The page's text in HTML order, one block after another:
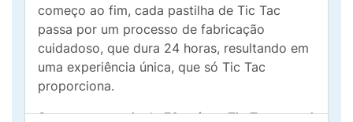
começo ao fim, cada pastilha de Tic Tac
passa por um processo de fabricação
cuidadoso, que dura 24 horas, resultando em
uma experiência única, que só Tic Tac
proporciona.
Sucesso em mais de 70 países, Tic Tac possui